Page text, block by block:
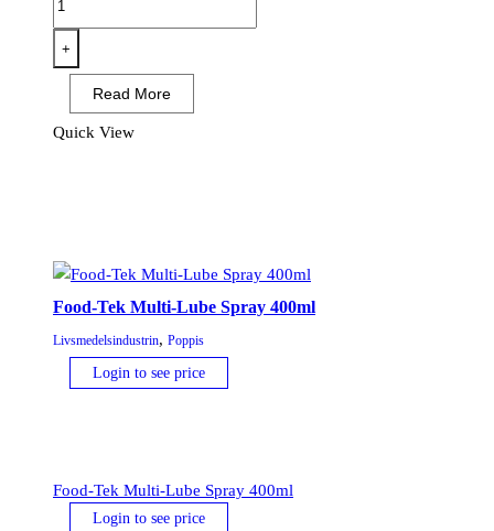
NBR
Comfort
8301(12
PAR)
+
Read More
Quick View
Food-Tek Multi-Lube Spray 400ml
Livsmedelsindustrin, Poppis
Login to see price
Food-Tek Multi-Lube Spray 400ml
Login to see price